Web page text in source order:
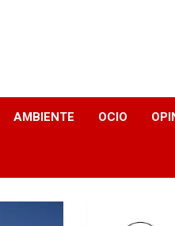
AMBIENTE OCIO